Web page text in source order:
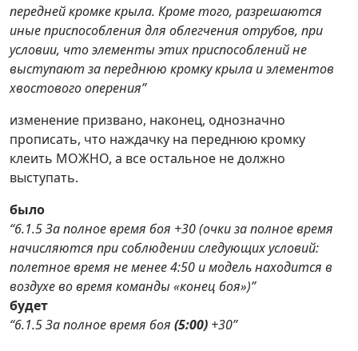
передней кромке крыла. Кроме того, разрешаются
иные приспособления для облегчения отрубов, при
условии, что элементы этих приспособлений не
выступают за переднюю кромку крыла и элементов
хвостового оперения”
изменение призвано, наконец, однозначно
прописать, что наждачку на переднюю кромку
клеить МОЖНО, а все остальное не должно
выступать.
было
“6.1.5 За полное время боя +30 (очки за полное время
начисляются при соблюдении следующих условий:
полетное время не менее 4:50 и модель находится в
воздухе во время команды «конец боя»)”
будет
“6.1.5 За полное время боя (5:00) +30”